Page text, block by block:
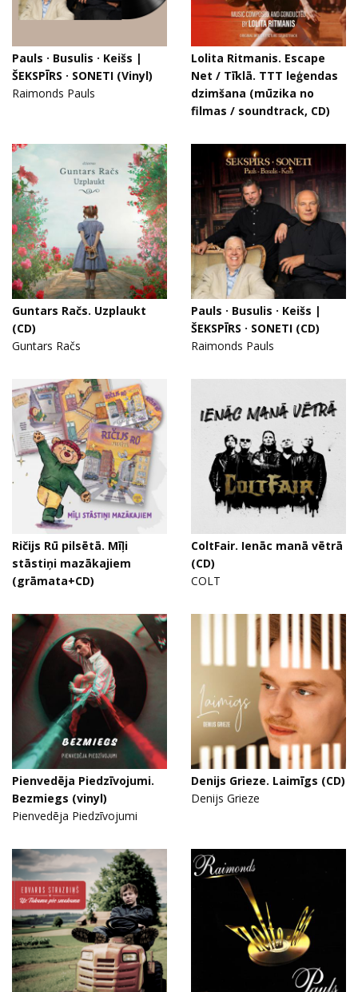
Pauls · Busulis · Keišs |
ŠEKSPĪRS · SONETI (Vinyl)
Raimonds Pauls
Lolita Ritmanis. Escape
Net / Tīklā. TTT leģendas
dzimšana (mūzika no
filmas / soundtrack, CD)
Guntars Račs. Uzplaukt
(CD)
Guntars Račs
Pauls · Busulis · Keišs |
ŠEKSPĪRS · SONETI (CD)
Raimonds Pauls
Ričijs Rū pilsētā. Mīļi
stāstiņi mazākajiem
(grāmata+CD)
ColtFair. Ienāc manā vētrā
(CD)
COLT
Pienvedēja Piedzīvojumi.
Bezmiegs (vinyl)
Pienvedēja Piedzīvojumi
Denijs Grieze. Laimīgs (CD)
Denijs Grieze